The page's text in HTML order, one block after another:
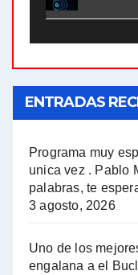
ENTRADAS
Programa muy
unica vez . Pablo
palabras, te
3 agosto, 2026
Uno de los
engalana a el